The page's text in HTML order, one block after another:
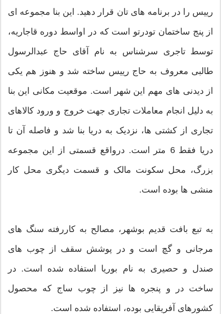
رییس را در برنامه های تان قرار دهید. این بنا مجموعه ای
از پنج ساختمان تودرتو است که در اواسط دوره قاجاریه،
توسط تاجری سرشناس به نام آقای حاج عبدالرسول
طالبی معروف به حاج رییس ساخته شد و هنوز هم یکی
از دیدنی های مهم این شهر است. موقعیت مکانی این بنا
به دلیل انجام معاملات تجاری جهت خروج و ورود کالاهای
تجاری از کشتی ها، نزدیک به دریا بنا شد و فاصله آن تا
دریا فقط 6 متر است. درواقع قسمتی از این مجموعه
بزرگ، محل سکونت مالک و قسمت دیگری محل کار
منشی ها بوده است.
به تبع بافت قدیم بوشهر، مصالح به کاررفته سنگ های
مرجانی و گچ است و در پوشش سقف از چوب های
صندل و حصیری به نام بوریا استفاده شده است. در
ساخت در و پنجره ها نیز از چوب ساج که محصول
کشورهای آفریقایی بوده، استفاده شده است.